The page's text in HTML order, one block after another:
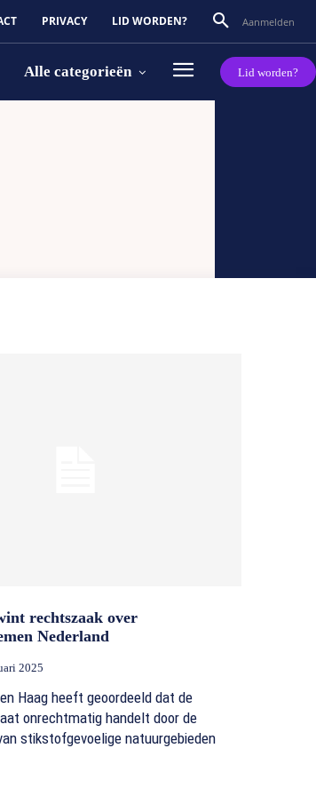
PRIVACY LID WORDEN? Aanmelden
Alle categorieën Lid worden?
rechtszaak over
Nederland
2025
Haag heeft geoordeeld dat de
onrechtmatig handelt door de
stikstofgevoelige natuurgebieden